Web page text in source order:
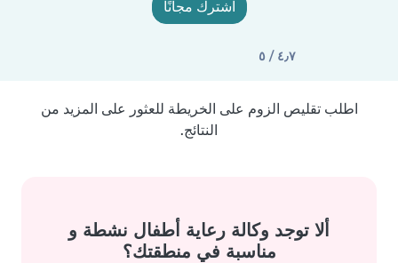
اشترك مجانًا
٤٫٧ / ٥
اطلب تقليص الزوم على الخريطة للعثور على المزيد من
النتائج.
ألا توجد وكالة رعاية أطفال نشطة و
مناسبة في منطقتك؟